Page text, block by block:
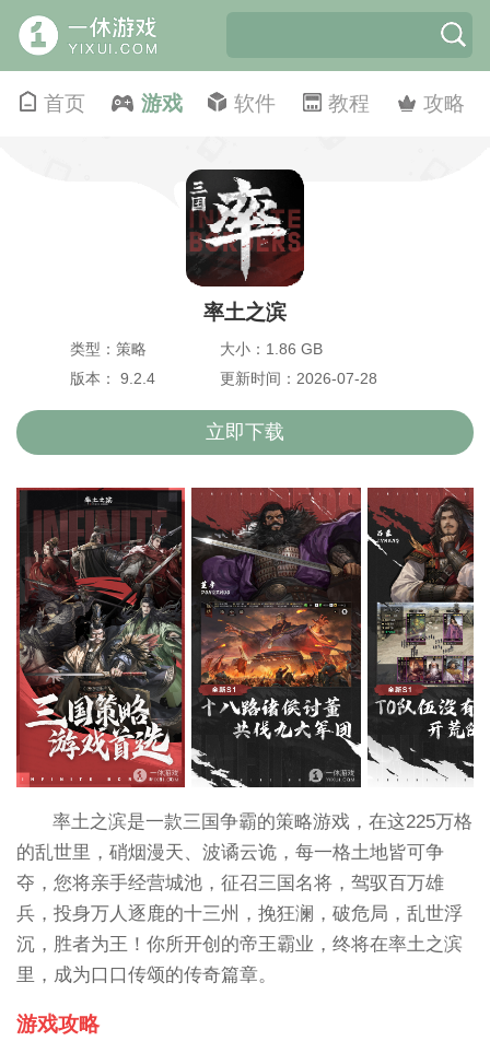
首页 游戏 软件 教程 攻略
率土之滨
类型：策略
大小：1.86 GB
版本： 9.2.4
更新时间：2026-07-28
立即下载
率土之滨是一款三国争霸的策略游戏，在这225万格
的乱世里，硝烟漫天、波谲云诡，每一格土地皆可争
夺，您将亲手经营城池，征召三国名将，驾驭百万雄
兵，投身万人逐鹿的十三州，挽狂澜，破危局，乱世浮
沉，胜者为王！你所开创的帝王霸业，终将在率土之滨
里，成为口口传颂的传奇篇章。
游戏攻略